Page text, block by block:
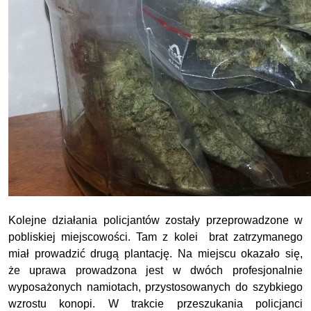
Kolejne działania policjantów zostały przeprowadzone w
pobliskiej miejscowości. Tam z kolei brat zatrzymanego
miał prowadzić drugą plantację. Na miejscu okazało się,
że uprawa prowadzona jest w dwóch profesjonalnie
wyposażonych namiotach, przystosowanych do szybkiego
wzrostu konopi. W trakcie przeszukania policjanci